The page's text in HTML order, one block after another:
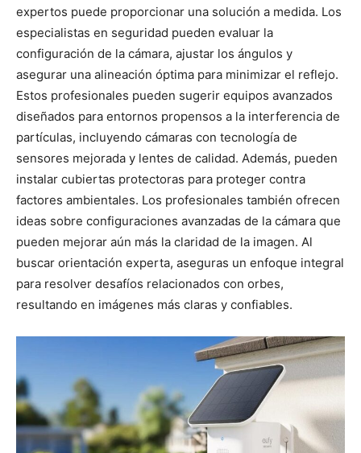
expertos puede proporcionar una solución a medida. Los
especialistas en seguridad pueden evaluar la
configuración de la cámara, ajustar los ángulos y
asegurar una alineación óptima para minimizar el reflejo.
Estos profesionales pueden sugerir equipos avanzados
diseñados para entornos propensos a la interferencia de
partículas, incluyendo cámaras con tecnología de
sensores mejorada y lentes de calidad. Además, pueden
instalar cubiertas protectoras para proteger contra
factores ambientales. Los profesionales también ofrecen
ideas sobre configuraciones avanzadas de la cámara que
pueden mejorar aún más la claridad de la imagen. Al
buscar orientación experta, aseguras un enfoque integral
para resolver desafíos relacionados con orbes,
resultando en imágenes más claras y confiables.